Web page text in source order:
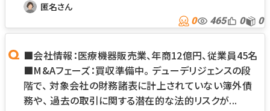
匿名さん
0 465 0 0
■会社情報：医療機器販売業、年商12億円、従業員45名
■M&Aフェーズ：買収準備中。 デューデリジェンスの段
階で、 対象会社の財務諸表に計上されていない簿外債
務や、 過去の取引に関する潜在的な法的リスクが...